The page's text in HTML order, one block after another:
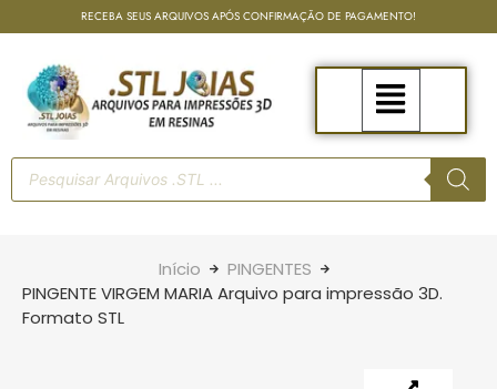
RECEBA SEUS ARQUIVOS APÓS CONFIRMAÇÃO DE PAGAMENTO!
Início
PINGENTES
PINGENTE VIRGEM MARIA Arquivo para impressão 3D.
Formato STL